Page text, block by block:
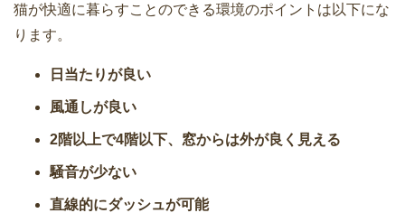
猫が快適に暮らすことのできる環境のポイントは以下にな
ります。
日当たりが良い
風通しが良い
2階以上で4階以下、窓からは外が良く見える
騒音が少ない
直線的にダッシュが可能